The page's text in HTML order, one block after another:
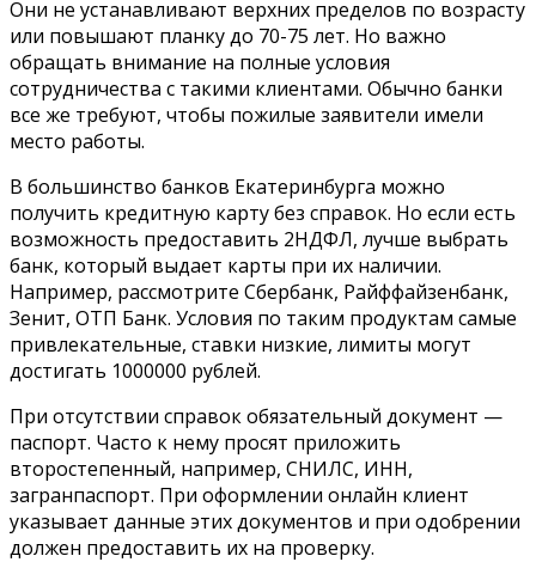
Они не устанавливают верхних пределов по возрасту
или повышают планку до 70-75 лет. Но важно
обращать внимание на полные условия
сотрудничества с такими клиентами. Обычно банки
все же требуют, чтобы пожилые заявители имели
место работы.
В большинство банков Екатеринбурга можно
получить кредитную карту без справок. Но если есть
возможность предоставить 2НДФЛ, лучше выбрать
банк, который выдает карты при их наличии.
Например, рассмотрите Сбербанк, Райффайзенбанк,
Зенит, ОТП Банк. Условия по таким продуктам самые
привлекательные, ставки низкие, лимиты могут
достигать 1000000 рублей.
При отсутствии справок обязательный документ —
паспорт. Часто к нему просят приложить
второстепенный, например, СНИЛС, ИНН,
загранпаспорт. При оформлении онлайн клиент
указывает данные этих документов и при одобрении
должен предоставить их на проверку.